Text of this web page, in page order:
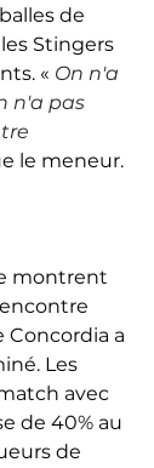
de
les Stingers
« On n'a
n'a pas
le meneur.
montrent
a
Les
avec
de 40% au
de